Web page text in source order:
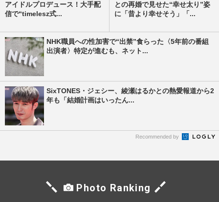
アイドルプロデュース！大手配
信で“timelesz式...
との再婚で見せた“幸せ太り”姿
に「昔より幸せそう」「...
NHK職員への性加害で“出禁”食らった〈5年前の番組
出演者〉特定が進むも、ネット...
SixTONES・ジェシー、綾瀬はるかとの熱愛報道から2
年も「結婚計画はいったん...
Recommended by
Photo Ranking